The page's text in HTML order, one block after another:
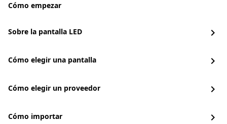
Cómo empezar
Sobre la pantalla LED chevron_right
Cómo elegir una pantalla chevron_right
Cómo elegir un proveedor chevron_right
Cómo importar chevron_right